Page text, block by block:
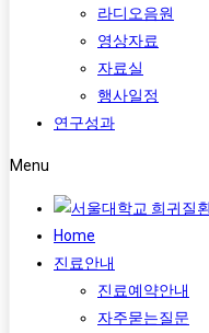
라디오음원
영상자료
자료실
행사일정
연구성과
Menu
Home
진료안내
진료예약안내
자주묻는질문